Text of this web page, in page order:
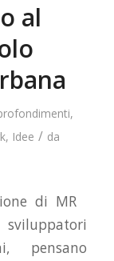
al
,
, Idee / da
di MR
pensano